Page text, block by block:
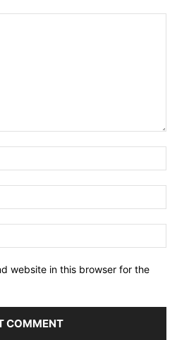
website in this browser for the